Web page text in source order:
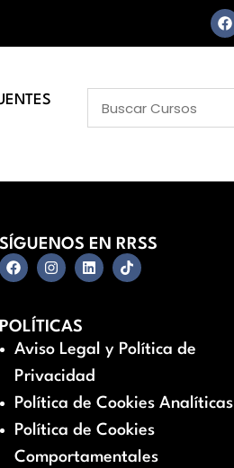
SÍGUENOS EN RRSS
POLÍTICAS
Aviso Legal y Política de
Privacidad
Política de Cookies Analíticas
Política de Cookies
Comportamentales